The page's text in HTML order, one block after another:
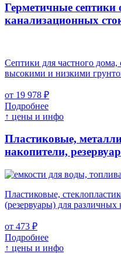
Герметичные септики
канализационных
Септики для частного дома,
высокими и низкими
от 19 978 ₽
Подробнее
↑ цены и инфо
Пластиковые,
накопители,
Пластиковые,
(резервуары) для
от 473 ₽
Подробнее
↑ цены и инфо